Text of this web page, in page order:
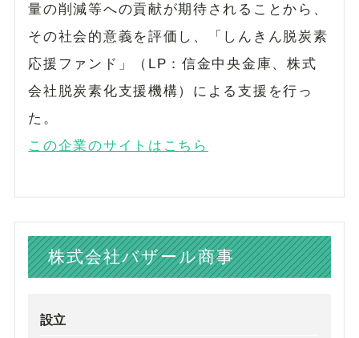
量の削減等への貢献が期待されることから、
その社会的意義を評価し、「しんきん脱炭素
応援ファンド」（LP：信金中央金庫、株式
会社脱炭素化支援機構）による支援を行っ
た。
この企業のサイトはこちら
株式会社バザール商事
設立